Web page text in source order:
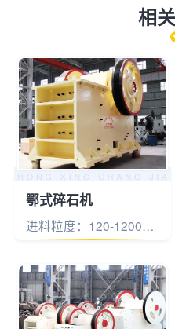
相
鄂式碎石机
进料粒度：120-1200mm